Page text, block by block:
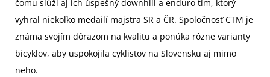
čomu slúži aj ich úspešný downhill a enduro tím, ktorý
vyhral niekoľko medailí majstra SR a ČR. Spoločnosť CTM je
známa svojím dôrazom na kvalitu a ponúka rôzne varianty
bicyklov, aby uspokojila cyklistov na Slovensku aj mimo
neho.